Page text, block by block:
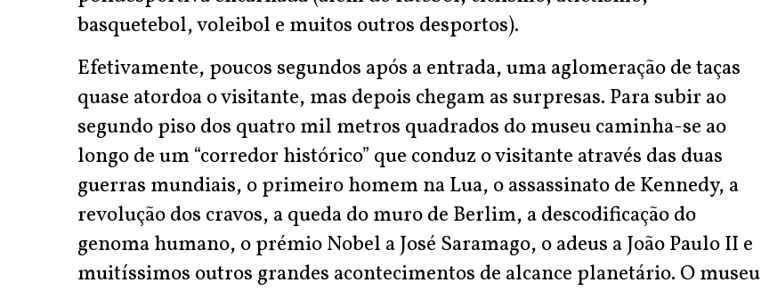
basquetebol, voleibol e muitos outros desportos).
Efetivamente, poucos segundos após a entrada, uma aglomeração de taças
quase atordoa o visitante, mas depois chegam as surpresas. Para subir ao
segundo piso dos quatro mil metros quadrados do museu caminha-se ao
longo de um “corredor histórico” que conduz o visitante através das duas
guerras mundiais, o primeiro homem na Lua, o assassinato de Kennedy, a
revolução dos cravos, a queda do muro de Berlim, a descodificação do
genoma humano, o prémio Nobel a José Saramago, o adeus a João Paulo II e
muitíssimos outros grandes acontecimentos de alcance planetário. O museu